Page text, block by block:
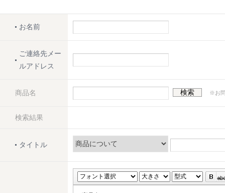
お名前
ご連絡先メー
ルアドレス
商品名 検索 ※お問
検索結果
タイトル